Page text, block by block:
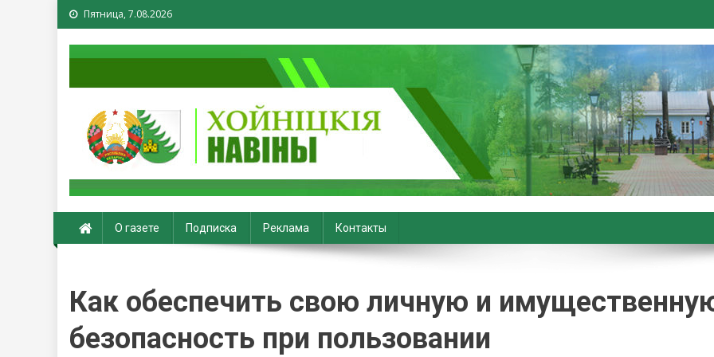
Пятница, 7.08.2026
Хойники. Хойнiцкiя навiны. Новости Хойник.
О газете Подписка Реклама Контакты
Как обеспечить свою личную и
безопасность при пользовании